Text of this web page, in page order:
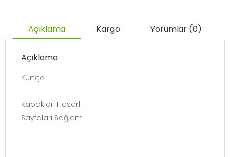
Açıklama Kargo Yorumlar (0)
Açıklama
Kürtçe
Kapakları Hasarlı -
Sayfaları Sağlam